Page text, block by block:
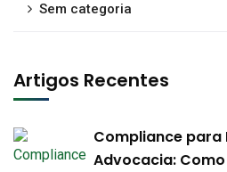
Sem categoria
Artigos Recentes
Compliance para
Advocacia: